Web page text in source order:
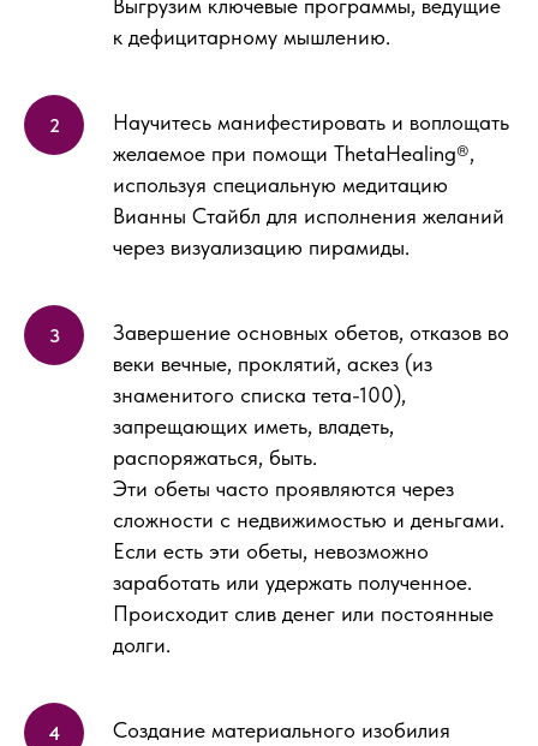
к дефицитарному мышлению.
Научитесь манифестировать и воплощать
желаемое при помощи ThetaHealing®,
используя специальную медитацию
Вианны Стайбл для исполнения желаний
через визуализацию пирамиды.
Завершение основных обетов, отказов во
веки вечные, проклятий, аскез (из
знаменитого списка тета-100),
запрещающих иметь, владеть,
распоряжаться, быть.
Эти обеты часто проявляются через
сложности с недвижимостью и деньгами.
Если есть эти обеты, невозможно
заработать или удержать полученное.
Происходит слив денег или постоянные
долги.
Создание материального изобилия